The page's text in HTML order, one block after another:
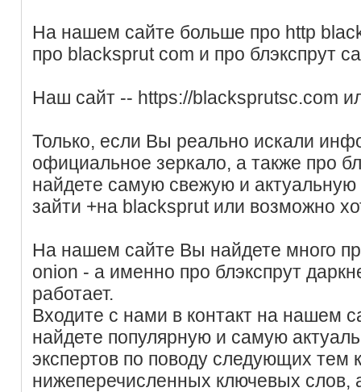
На нашем сайте больше про http
про blacksprut com и про блэкспрут
Наш сайт -- https://blacksprutsc.com
Только, если Вы реально искали
официальное зеркало, а также про
найдете самую свежую и
зайти +на blacksprut или возможно
На нашем сайте Вы найдете много
onion - а именно про блэкспрут
работает.
Входите с нами в контакт на нашем
найдете популярную и самую
экспертов по поводу следующих тем
нижеперечисленных ключевых слов,